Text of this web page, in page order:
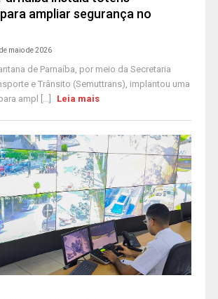
ampliar segurança no
maio de 2026
de Parnaíba, por meio da Secretaria
e Trânsito (Semuttrans), implantou uma
ampl [...]
Leia mais